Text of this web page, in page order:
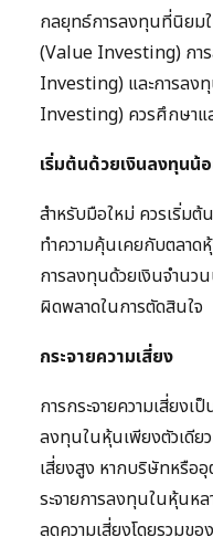
กลยุทธ์การลงทุนที่นิยมใ
(Value Investing) กา
Investing) และการล
Investing) ควรศึกษาแ
เริ่มต้นด้วยเงินลงทุนน้
สำหรับมือใหม่ ควรเริ่ม
ทำความคุ้นเคยกับตลาด
การลงทุนด้วยเงินจำนว
ผิดพลาดในการตัดสินใจ
กระจายความเสี่ยง
การกระจายความเสี่ยง
ลงทุนในหุ้นเพียงตัวเดีย
เสี่ยงสูง หากบริษัทหรือ
ระจายการลงทุนในหุ้นห
ลดความเสี่ยงโดยรวมข